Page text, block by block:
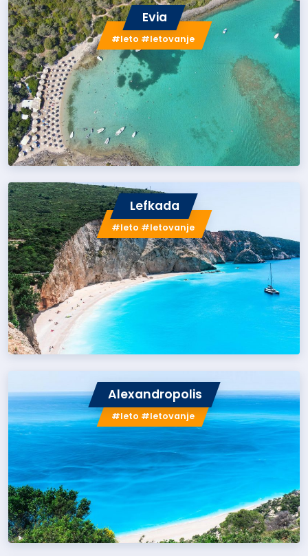
Evia
#leto #letovanje
Lefkada
#leto #letovanje
Alexandropolis
#leto #letovanje